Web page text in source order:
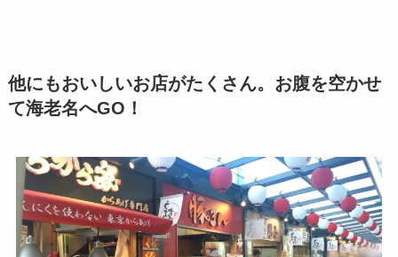
他にもおいしいお店がたくさん。お腹を空かせ
て海老名へGO！